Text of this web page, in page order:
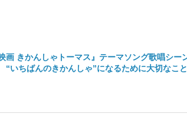
映画 きかんしゃトーマス』テーマソング歌唱シー
いちばんのきかんしゃ”になるために⼤切なこ